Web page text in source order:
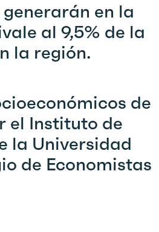
generarán en la
al 9,5% de la
la región.
de
el Instituto de
la Universidad
de Economistas